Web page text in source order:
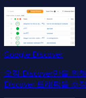
Google Discover
오직 Discover만을 위
Discover 트래픽을 추